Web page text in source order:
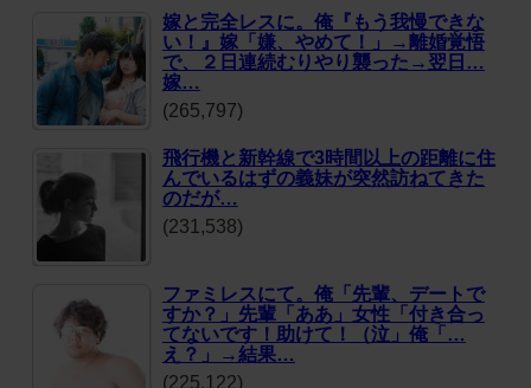
嫁と完全レスに。俺『もう我慢できな
い！』嫁「嫌、やめて！」→離婚覚悟
で、２日連続むりやり襲った→翌日…
嫁…
(265,797)
飛行機と新幹線で3時間以上の距離に住
んでいるはずの義妹が突然訪ねてきた
のだが…
(231,538)
ファミレスにて。俺「先輩、デートで
すか？」先輩「ああ」女性「付き合っ
てないです！助けて！（泣」俺「…
え？」→結果…
(225,122)